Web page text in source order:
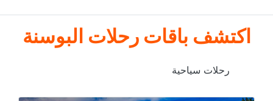
اكتشف باقات رحلات البوسنة
رحلات سياحية